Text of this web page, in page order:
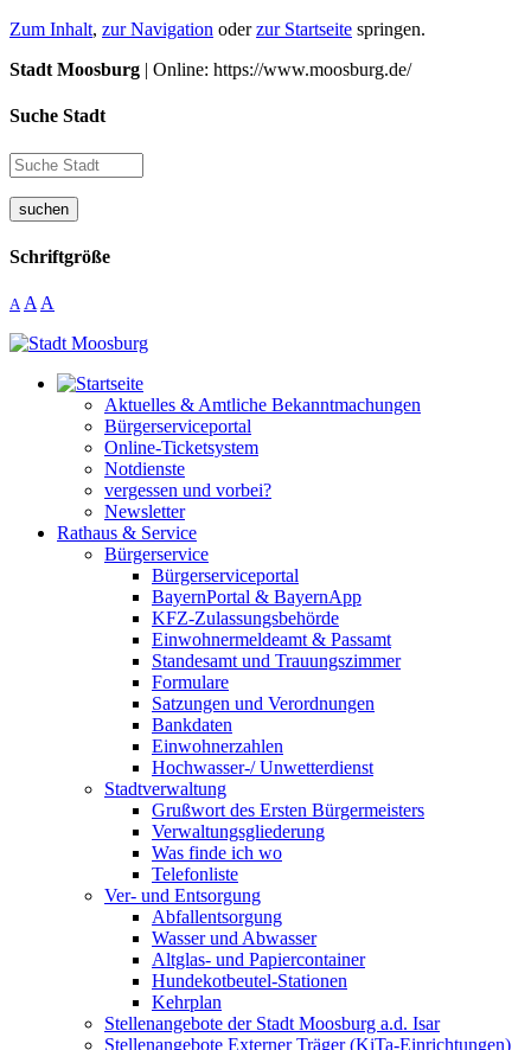
Zum Inhalt, zur Navigation oderzur Startseite springen.
Stadt Moosburg | Online: https://www.moosburg.de/
Suche Stadt
suchen
Schriftgröße
A A A
Aktuelles & Amtliche Bekanntmachungen
Bürgerserviceportal
Online-Ticketsystem
Notdienste
vergessen und vorbei?
Newsletter
Rathaus & Service
Bürgerservice
Bürgerserviceportal
BayernPortal & BayernApp
KFZ-Zulassungsbehörde
Einwohnermeldeamt & Passamt
Standesamt und Trauungszimmer
Formulare
Satzungen und Verordnungen
Bankdaten
Einwohnerzahlen
Hochwasser-/ Unwetterdienst
Stadtverwaltung
Grußwort des Ersten Bürgermeisters
Verwaltungsgliederung
Was finde ich wo
Telefonliste
Ver- und Entsorgung
Abfallentsorgung
Wasser und Abwasser
Altglas- und Papiercontainer
Hundekotbeutel-Stationen
Kehrplan
Stellenangebote der Stadt Moosburg a.d. Isar
Stellenangebote Externer Träger (KiTa-Einrichtungen)